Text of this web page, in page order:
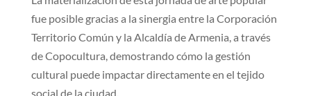
fue posible gracias a la sinergia entre la Corporación
Territorio Común y la Alcaldía de Armenia, a través
de Copocultura, demostrando cómo la gestión
cultural puede impactar directamente en el tejido
social de la ciudad.